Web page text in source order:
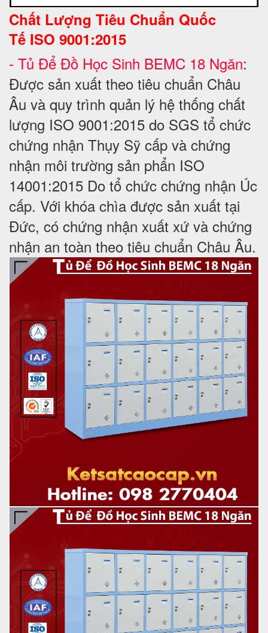
Chất Lượng Tiêu Chuẩn Quốc
Tế ISO 9001:2015
- Tủ Để Đồ Học Sinh BEMC 18 Ngăn:
Được sản xuất theo tiêu chuẩn Châu
Âu và quy trình quản lý hệ thống chất
lượng ISO 9001:2015 do SGS tổ chức
chứng nhận Thụy Sỹ cấp và chứng
nhận môi trường sản phẩn ISO
14001:2015 Do tổ chức chứng nhận Úc
cấp. Với khóa chìa được sản xuất tại
Đức, có chứng nhận xuất xứ và chứng
nhận an toàn theo tiêu chuẩn Châu Âu.